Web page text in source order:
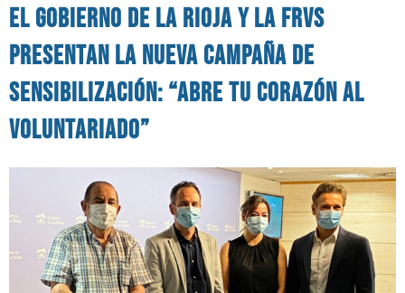
El Gobierno de La Rioja y la FRVS
presentan la nueva campaña de
sensibilización: “Abre tu corazón al
voluntariado”